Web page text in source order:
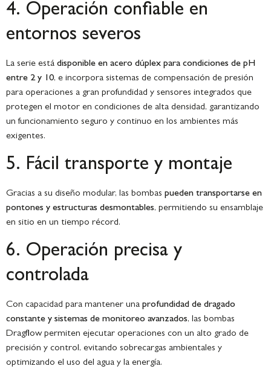
4. Operación confiable en
entornos severos
La serie está disponible en acero dúplex para condiciones de pH
entre 2 y 10, e incorpora sistemas de compensación de presión
para operaciones a gran profundidad y sensores integrados que
protegen el motor en condiciones de alta densidad, garantizando
un funcionamiento seguro y continuo en los ambientes más
exigentes.
5. Fácil transporte y montaje
Gracias a su diseño modular, las bombas pueden transportarse en
pontones y estructuras desmontables, permitiendo su ensamblaje
en sitio en un tiempo récord.
6. Operación precisa y
controlada
Con capacidad para mantener una profundidad de dragado
constante y sistemas de monitoreo avanzados, las bombas
Dragflow permiten ejecutar operaciones con un alto grado de
precisión y control, evitando sobrecargas ambientales y
optimizando el uso del agua y la energía.